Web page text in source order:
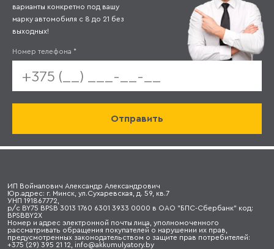
варианты конкретно под вашу
марку автомобиля с 8 до 21 без
выходных!
Номер телефона *
ИП Войналович Александр Александрович
Юр.адрес: г. Минск, ул.Сухаревская, д. 59, кв.7
УНП 191867772,
р/с BY75 BPSB 3013 1760 6301 3933 0000 в ОАО "БПС-Сбербанк" код:
BPSBBY2X
Номер и адрес электронной почты лица, уполномоченного
рассматривать обращения покупателей о нарушении их прав,
предусмотренных законодательством о защите прав потребителей:
+375 (29) 395 21 12, info@akkumulyatory.by